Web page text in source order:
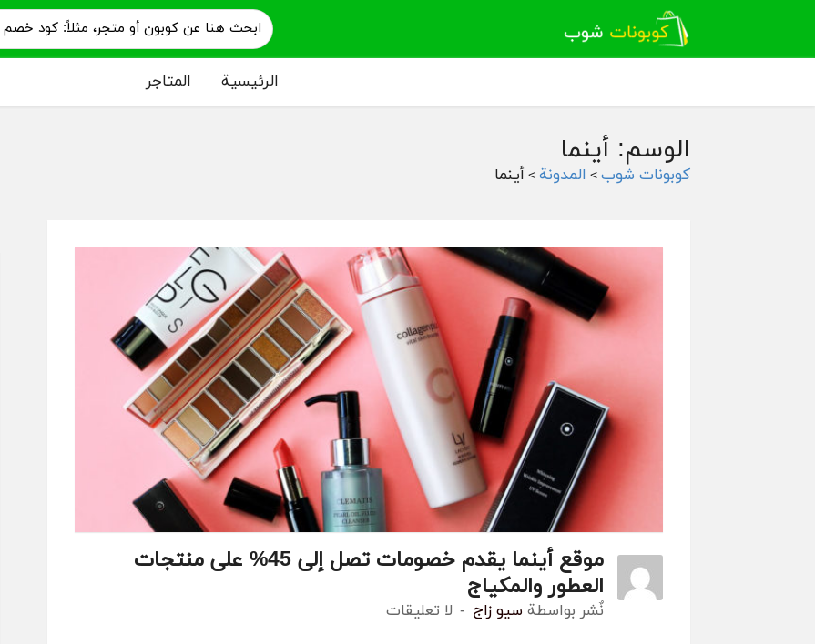
الرئيسية المتاجر
الوسم: أينما
كوبونات شوب > المدونة > أينما
موقع أينما يقدم خصومات تصل إلى 45% على منتجات
العطور والمكياج
نٌشر بواسطة سيو زاج لا تعليقات